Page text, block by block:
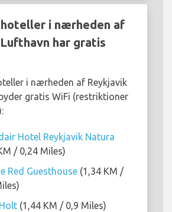
i nærheden af
har gratis
i nærheden af Reykjavik
gratis WiFi (restriktioner
Hotel Reykjavik Natura
/ 0,24 Miles)
Red Guesthouse (1,34 KM /
(1,44 KM / 0,9 Miles)